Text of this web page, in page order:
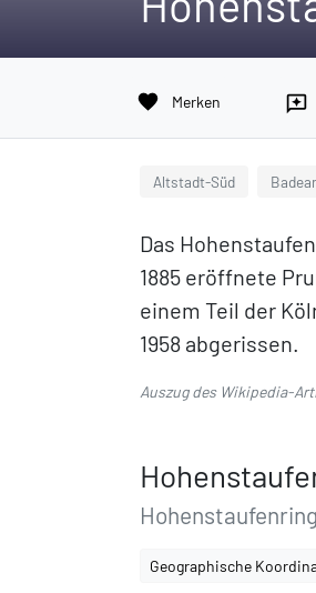
favorite Merken reviews
Altstadt-Süd
Das
1885 eröffnete
einem Teil der
1958 abgerissen.
Auszug des Wikipedia-
Geographische